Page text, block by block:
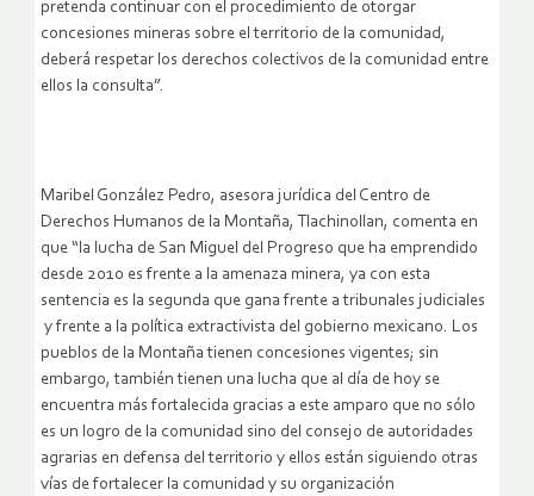
pretenda continuar con el procedimiento de otorgar
concesiones mineras sobre el territorio de la comunidad,
deberá respetar los derechos colectivos de la comunidad entre
ellos la consulta”.
Maribel González Pedro, asesora jurídica del Centro de
Derechos Humanos de la Montaña, Tlachinollan, comenta en
que “la lucha de San Miguel del Progreso que ha emprendido
desde 2010 es frente a la amenaza minera, ya con esta
sentencia es la segunda que gana frente a tribunales judiciales
y frente a la política extractivista del gobierno mexicano. Los
pueblos de la Montaña tienen concesiones vigentes; sin
embargo, también tienen una lucha que al día de hoy se
encuentra más fortalecida gracias a este amparo que no sólo
es un logro de la comunidad sino del consejo de autoridades
agrarias en defensa del territorio y ellos están siguiendo otras
vías de fortalecer la comunidad y su organización